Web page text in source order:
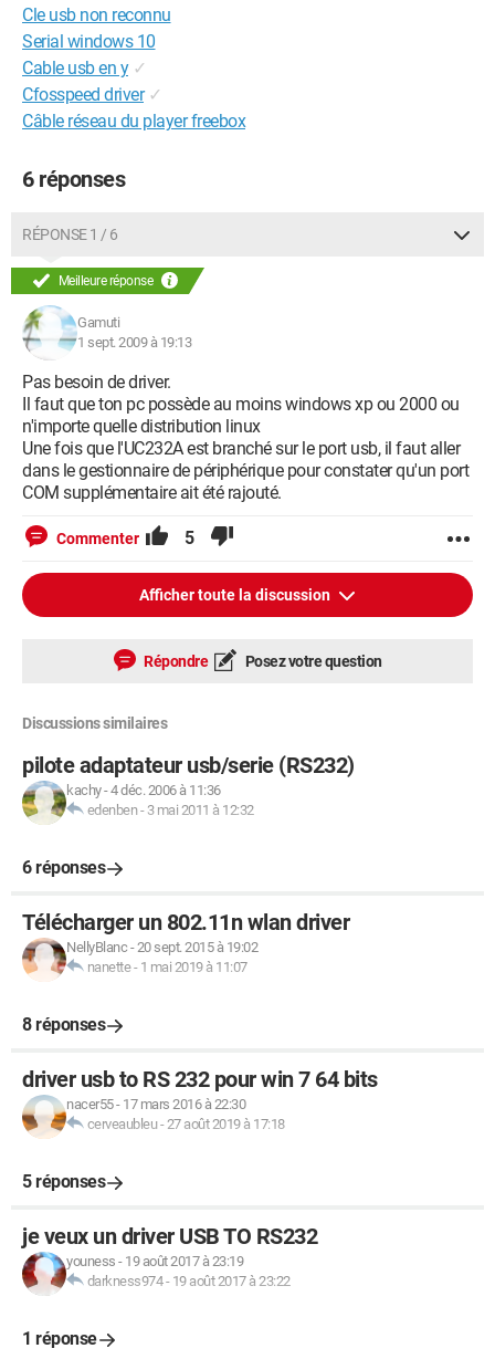
Cle usb non reconnu
Serial windows 10
Cable usb en y ✓
Cfosspeed driver ✓
Câble réseau du player freebox
6 réponses
RÉPONSE 1 / 6
Meilleure réponse
Gamuti
1 sept. 2009 à 19:13
Pas besoin de driver.
Il faut que ton pc possède au moins windows xp ou 2000 ou
n'importe quelle distribution linux
Une fois que l'UC232A est branché sur le port usb, il faut aller
dans le gestionnaire de périphérique pour constater qu'un port
COM supplémentaire ait été rajouté.
Commenter 5
Afficher toute la discussion
Répondre Posez votre question
Discussions similaires
pilote adaptateur usb/serie (RS232)
kachy-4 déc. 2006 à 11:36
edenben- 3 mai 2011 à 12:32
6 réponses
Télécharger un 802.11n wlan driver
NellyBlanc -20 sept. 2015 à 19:02
nanette- 1 mai 2019 à 11:07
8 réponses
driver usb to RS 232 pour win 7 64 bits
nacer55- 17 mars 2016 à 22:30
cerveaubleu-27 août 2019 à 17:18
5 réponses
je veux un driver USB TO RS232
youness - 19 août 2017 à 23:19
darkness974- 19 août 2017 à 23:22
1 réponse